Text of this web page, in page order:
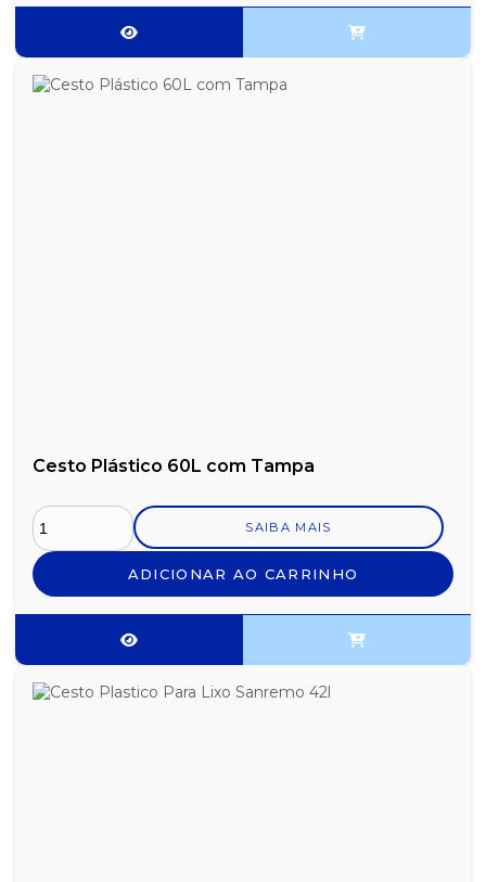
Cesto Plástico 60L com Tampa
SAIBA MAIS
ADICIONAR AO CARRINHO